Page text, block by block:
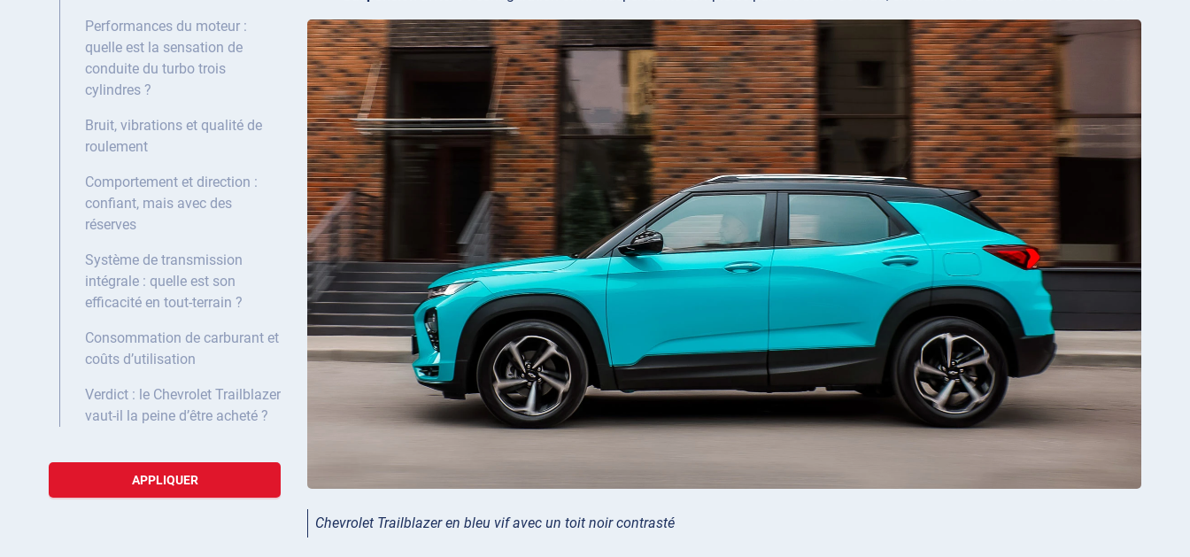
Performances du moteur :
quelle est la sensation de
conduite du turbo trois
cylindres ?
Bruit, vibrations et qualité de
roulement
Comportement et direction :
confiant, mais avec des
réserves
Système de transmission
intégrale : quelle est son
efficacité en tout-terrain ?
Consommation de carburant et
coûts d’utilisation
Verdict : le Chevrolet Trailblazer
vaut-il la peine d’être acheté ?
APPLIQUER
Chevrolet Trailblazer en bleu vif avec un toit noir contrasté